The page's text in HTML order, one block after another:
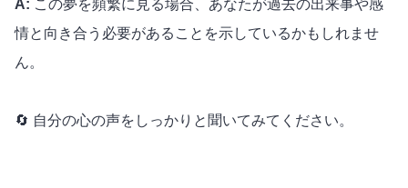
A: この夢を頻繁に見る場合、あなたが過去の出来事や感
情と向き合う必要があることを示しているかもしれませ
ん。
🔄 自分の心の声をしっかりと聞いてみてください。